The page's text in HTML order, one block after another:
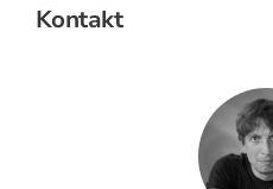
Kontakt